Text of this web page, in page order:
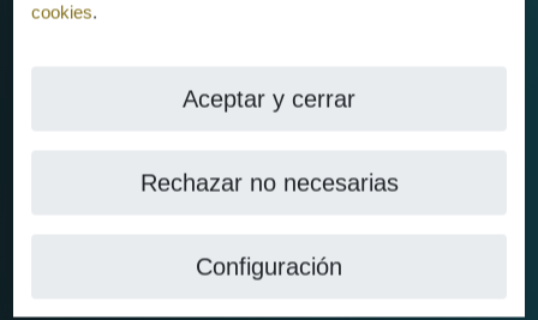
cookies.
Aceptar y cerrar
Rechazar no necesarias
Configuración